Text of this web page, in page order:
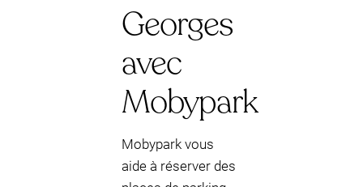
Georges
avec
Mobypark
Mobypark vous
aide à réserver des